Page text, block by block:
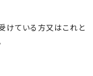
けている方又はこれと